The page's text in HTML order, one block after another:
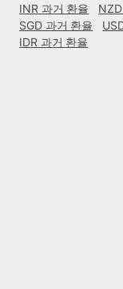
INR 과거 환율
SGD 과거 환율
IDR 과거 환율